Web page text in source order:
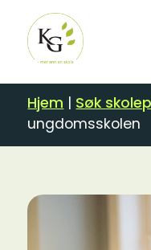
Hjem | Søk
ungdomsskolen